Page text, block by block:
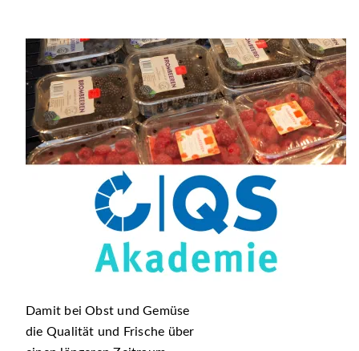
Damit bei Obst und Gemüse
die Qualität und Frische über